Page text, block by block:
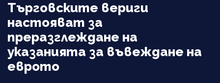
Търговските вериги
настояват за
преразглеждане на
указанията за въвеждане на
еврото